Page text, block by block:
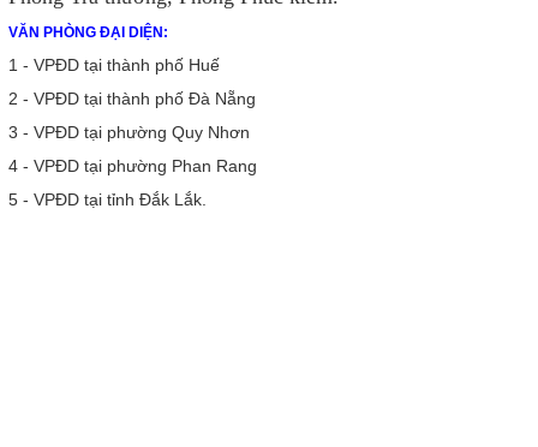
VĂN PHÒNG ĐẠI DIỆN:
1 - VPĐD tại thành phố Huế
2 - VPĐD tại thành phố Đà Nẵng
3 - VPĐD tại phường Quy Nhơn
4 - VPĐD tại phường Phan Rang
5 - VPĐD tại tỉnh Đắk Lắk.